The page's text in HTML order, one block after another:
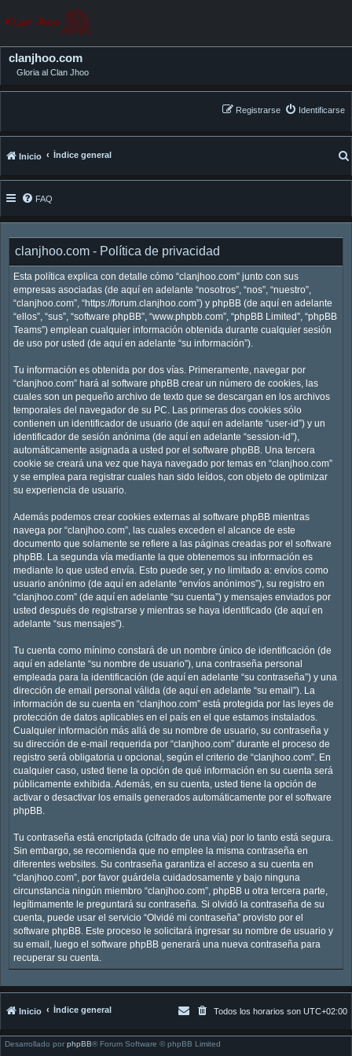
clanjhoo.com
Gloria al Clan Jhoo
Identificarse
Registrarse
Inicio Índice general
FAQ
clanjhoo.com - Política de privacidad
Esta política explica con detalle cómo “clanjhoo.com” junto con sus
empresas asociadas (de aquí en adelante “nosotros”, “nos”, “nuestro”,
“clanjhoo.com”, “https://forum.clanjhoo.com”) y phpBB (de aquí en adelante
“ellos”, “sus”, “software phpBB”, “www.phpbb.com”, “phpBB Limited”, “phpBB
Teams”) emplean cualquier información obtenida durante cualquier sesión
de uso por usted (de aquí en adelante “su información”).
Tu información es obtenida por dos vías. Primeramente, navegar por
“clanjhoo.com” hará al software phpBB crear un número de cookies, las
cuales son un pequeño archivo de texto que se descargan en los archivos
temporales del navegador de su PC. Las primeras dos cookies sólo
contienen un identificador de usuario (de aquí en adelante “user-id”) y un
identificador de sesión anónima (de aquí en adelante “session-id”),
automáticamente asignada a usted por el software phpBB. Una tercera
cookie se creará una vez que haya navegado por temas en “clanjhoo.com”
y se emplea para registrar cuales han sido leídos, con objeto de optimizar
su experiencia de usuario.
Además podemos crear cookies externas al software phpBB mientras
navega por “clanjhoo.com”, las cuales exceden el alcance de este
documento que solamente se refiere a las páginas creadas por el software
phpBB. La segunda vía mediante la que obtenemos su información es
mediante lo que usted envía. Esto puede ser, y no limitado a: envíos como
usuario anónimo (de aquí en adelante “envíos anónimos”), su registro en
“clanjhoo.com” (de aquí en adelante “su cuenta”) y mensajes enviados por
usted después de registrarse y mientras se haya identificado (de aquí en
adelante “sus mensajes”).
Tu cuenta como mínimo constará de un nombre único de identificación (de
aquí en adelante “su nombre de usuario”), una contraseña personal
empleada para la identificación (de aquí en adelante “su contraseña”) y una
dirección de email personal válida (de aquí en adelante “su email”). La
información de su cuenta en “clanjhoo.com” está protegida por las leyes de
protección de datos aplicables en el país en el que estamos instalados.
Cualquier información más allá de su nombre de usuario, su contraseña y
su dirección de e-mail requerida por “clanjhoo.com” durante el proceso de
registro será obligatoria u opcional, según el criterio de “clanjhoo.com”. En
cualquier caso, usted tiene la opción de qué información en su cuenta será
públicamente exhibida. Además, en su cuenta, usted tiene la opción de
activar o desactivar los emails generados automáticamente por el software
phpBB.
Tu contraseña está encriptada (cifrado de una vía) por lo tanto está segura.
Sin embargo, se recomienda que no emplee la misma contraseña en
diferentes websites. Su contraseña garantiza el acceso a su cuenta en
“clanjhoo.com”, por favor guárdela cuidadosamente y bajo ninguna
circunstancia ningún miembro “clanjhoo.com”, phpBB u otra tercera parte,
legítimamente le preguntará su contraseña. Si olvidó la contraseña de su
cuenta, puede usar el servicio “Olvidé mi contraseña” provisto por el
software phpBB. Este proceso le solicitará ingresar su nombre de usuario y
su email, luego el software phpBB generará una nueva contraseña para
recuperar su cuenta.
Inicio Índice general Todos los horarios son UTC+02:00
Desarrollado por phpBB® Forum Software © phpBB Limited